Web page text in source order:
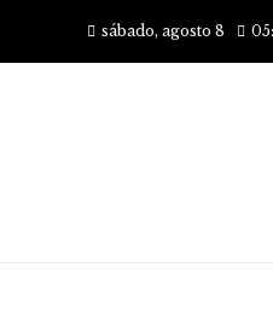
sábado, agosto 8